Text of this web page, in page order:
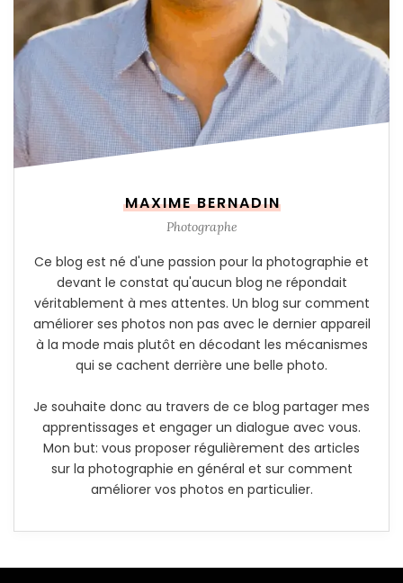
MAXIME BERNADIN
Photographe
Ce blog est né d'une passion pour la photographie et
devant le constat qu'aucun blog ne répondait
véritablement à mes attentes. Un blog sur comment
améliorer ses photos non pas avec le dernier appareil
à la mode mais plutôt en décodant les mécanismes
qui se cachent derrière une belle photo.
Je souhaite donc au travers de ce blog partager mes
apprentissages et engager un dialogue avec vous.
Mon but: vous proposer régulièrement des articles
sur la photographie en général et sur comment
améliorer vos photos en particulier.